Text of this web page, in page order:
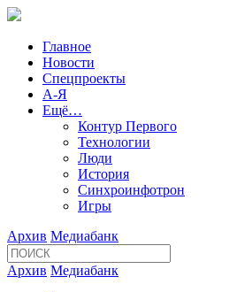
Главное
Новости
Спецпроекты
А-Я
Ещё…
Контур Первого
Технологии
Люди
История
Синхроинфотрон
Игры
Архив Медиабанк
Архив Медиабанк